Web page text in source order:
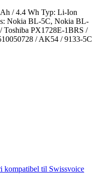
/ 4.4 Wh Typ: Li-Ion
Nokia BL-5C, Nokia BL-
PX1728E-1BRS /
/ AK54 / 9133-5C
kompatibel til Swissvoice